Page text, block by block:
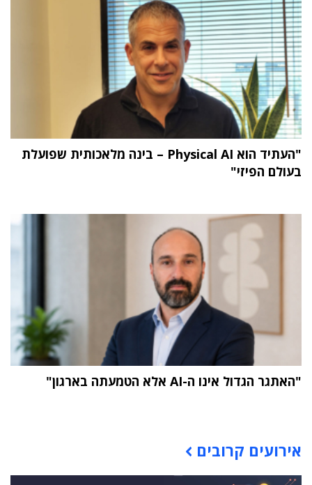
"העתיד הוא Physical AI – בינה מלאכותית שפועלת
בעולם הפיזי"
"האתגר הגדול אינו ה-AI אלא הטמעתה בארגון"
אירועים קרובים